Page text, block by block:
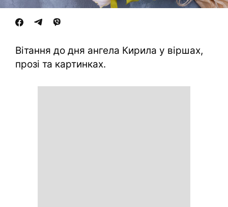
Вітання до дня ангела Кирила у віршах,
прозі та картинках.